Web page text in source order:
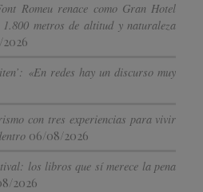
Romeu renace como Gran Hotel
metros de altitud y naturaleza
«En redes hay un discurso muy
con tres experiencias para vivir
06/08/2026
los libros que sí merece la pena
2026